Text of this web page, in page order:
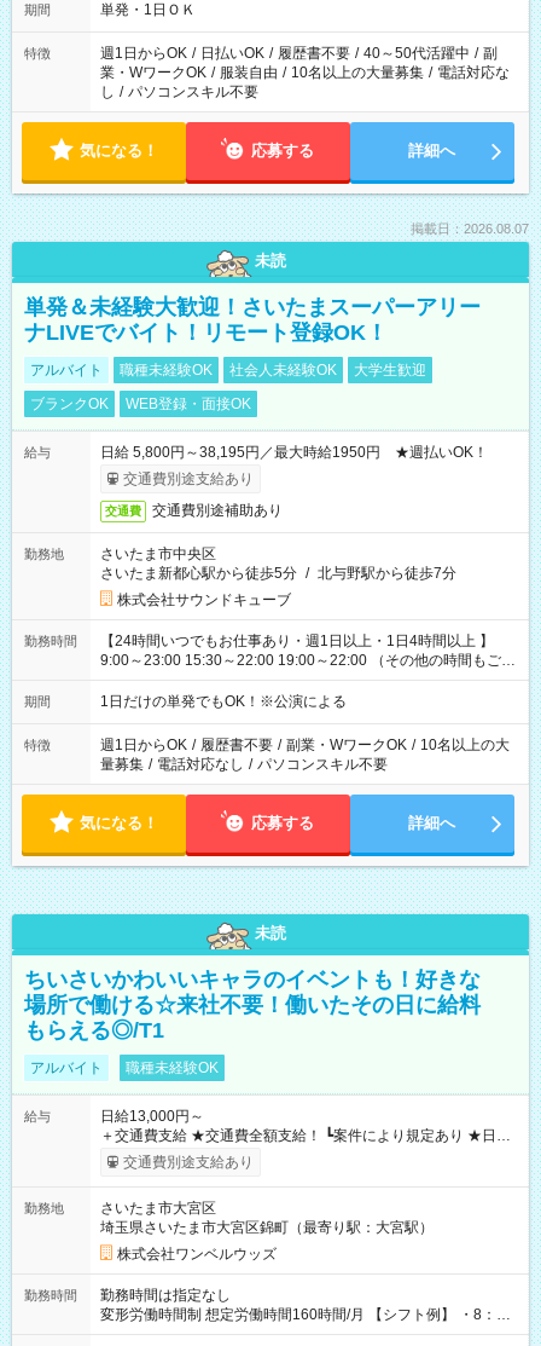
期間 単発・1日ＯＫ
特徴 週1日からOK / 日払いOK / 履歴書不要 / 40～50代活躍中 / 副
業・WワークOK / 服装自由 / 10名以上の大量募集 / 電話対応な
し / パソコンスキル不要
気になる！ 応募する 詳細へ
掲載日：2026.08.07
未読
単発＆未経験大歓迎！さいたまスーパーアリー
ナLIVEでバイト！リモート登録OK！
アルバイト 職種未経験OK 社会人未経験OK
大学生歓迎
ブランクOK
WEB登録・面接OK
給与
日給 5,800円～38,195円／最大時給1950円 ★週払いOK！
交通費別途支給あり
交通費 交通費別途補助あり
勤務地
さいたま市中央区
さいたま新都心駅から徒歩5分 / 北与野駅から徒歩7分
株式会社サウンドキューブ
勤務時間
【24時間いつでもお仕事あり・週1日以上・1日4時間以上 】
9:00～23:00 15:30～22:00 19:00～22:00 （その他の時間もござ
います！） 19:00～23:30 21:00～翌5:00 etc... ※上記シフトは
一例です。現場により、時間が異なります！ ※イベントが早く
期間 1日だけの単発でもOK！※公演による
特徴 週1日からOK / 履歴書不要 / 副業・WワークOK / 10名以上の大
量募集 / 電話対応なし / パソコンスキル不要
気になる！ 応募する 詳細へ
未読
ちいさいかわいいキャラのイベントも！好きな
場所で働ける☆来社不要！働いたその日に給料
もらえる◎/T1
アルバイト 職種未経験OK
給与
日給13,000円～
＋交通費支給 ★交通費全額支給！ ┗案件により規定あり ★日払
いOK！（規定あり） ┗働いたその日に現金GET♪ お仕事後はコ
ンビニATMから 日払い分を引き落とせます！ 【試用期間】試
交通費別途支給あり
勤務地
さいたま市大宮区
埼玉県さいたま市大宮区錦町（最寄り駅：大宮駅）
株式会社ワンベルウッズ
勤務時間
勤務時間は指定なし
変形労働時間制 想定労働時間160時間/月 【シフト例】 ・8：00
～21：00